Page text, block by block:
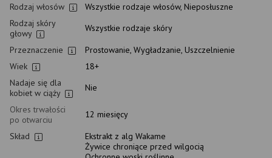
Rodzaj włosów
Wszystkie rodzaje włosów, Nieposłuszne
Rodzaj skóry
głowy
Wszystkie rodzaje skóry
Przeznaczenie
Prostowanie, Wygładzanie, Uszczelnienie
Wiek
18+
Nadaje się dla
kobiet w ciąży
Nie
Okres trwałości
po otwarciu
12 miesięcy
Skład
Ekstrakt z alg Wakame
Żywice chroniące przed wilgocią